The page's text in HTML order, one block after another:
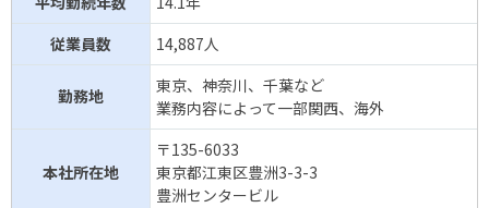
従業員数
14,887人
勤務地
東京、神奈川、千葉など
業務内容によって一部関西、海外
本社所在地
〒135-6033
東京都江東区豊洲3-3-3
豊洲センタービル